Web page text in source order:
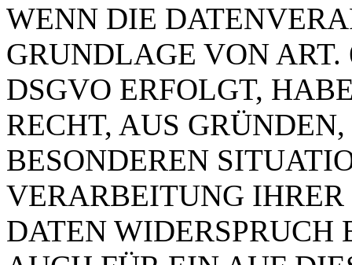
WENN DIE
GRUNDLAGE VON
DSGVO ERFOLGT,
RECHT, AUS
BESONDEREN
VERARBEITUNG IHRER
DATEN WIDERSPRUCH